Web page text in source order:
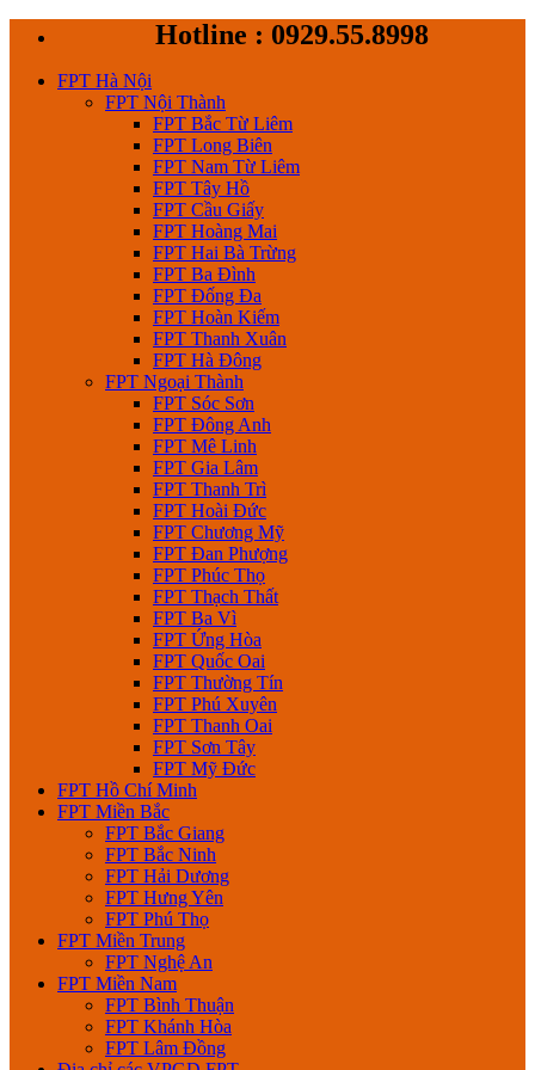
content
Hotline : 0929.55.8998
FPT Hà Nội
FPT Nội Thành
FPT Bắc Từ Liêm
FPT Long Biên
FPT Nam Từ Liêm
FPT Tây Hồ
FPT Cầu Giấy
FPT Hoàng Mai
FPT Hai Bà Trừng
FPT Ba Đình
FPT Đống Đa
FPT Hoàn Kiếm
FPT Thanh Xuân
FPT Hà Đông
FPT Ngoại Thành
FPT Sóc Sơn
FPT Đông Anh
FPT Mê Linh
FPT Gia Lâm
FPT Thanh Trì
FPT Hoài Đức
FPT Chương Mỹ
FPT Đan Phượng
FPT Phúc Thọ
FPT Thạch Thất
FPT Ba Vì
FPT Ứng Hòa
FPT Quốc Oai
FPT Thường Tín
FPT Phú Xuyên
FPT Thanh Oai
FPT Sơn Tây
FPT Mỹ Đức
FPT Hồ Chí Minh
FPT Miền Bắc
FPT Bắc Giang
FPT Bắc Ninh
FPT Hải Dương
FPT Hưng Yên
FPT Phú Thọ
FPT Miền Trung
FPT Nghệ An
FPT Miền Nam
FPT Bình Thuận
FPT Khánh Hòa
FPT Lâm Đồng